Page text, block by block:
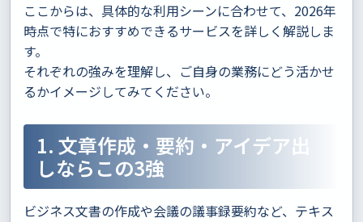
ここからは、具体的な利用シーンに合わせて、2026年
時点で特におすすめできるサービスを詳しく解説しま
す。
それぞれの強みを理解し、ご自身の業務にどう活かせ
るかイメージしてみてください。
1. 文章作成・要約・アイデア出
しならこの3強
ビジネス文書の作成や会議の議事録要約など、テキス